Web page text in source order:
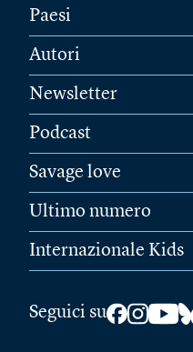
Paesi
Autori
Newsletter
Podcast
Savage love
Ultimo numero
Internazionale Kids
Seguici su